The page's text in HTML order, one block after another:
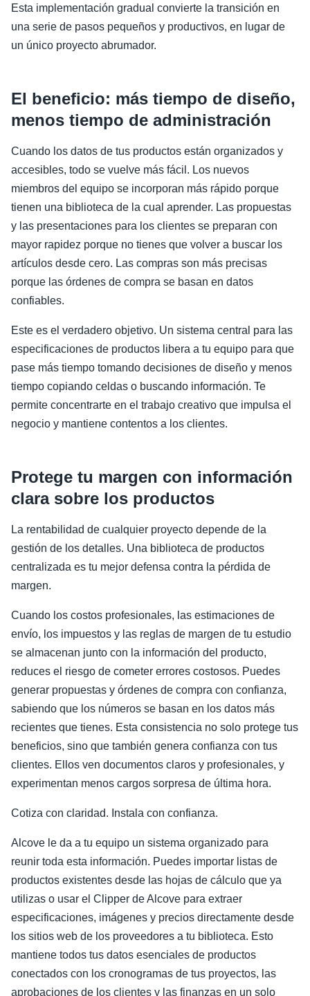
Esta implementación gradual convierte la transición en
una serie de pasos pequeños y productivos, en lugar de
un único proyecto abrumador.
El beneficio: más tiempo de diseño,
menos tiempo de administración
Cuando los datos de tus productos están organizados y
accesibles, todo se vuelve más fácil. Los nuevos
miembros del equipo se incorporan más rápido porque
tienen una biblioteca de la cual aprender. Las propuestas
y las presentaciones para los clientes se preparan con
mayor rapidez porque no tienes que volver a buscar los
artículos desde cero. Las compras son más precisas
porque las órdenes de compra se basan en datos
confiables.
Este es el verdadero objetivo. Un sistema central para las
especificaciones de productos libera a tu equipo para que
pase más tiempo tomando decisiones de diseño y menos
tiempo copiando celdas o buscando información. Te
permite concentrarte en el trabajo creativo que impulsa el
negocio y mantiene contentos a los clientes.
Protege tu margen con información
clara sobre los productos
La rentabilidad de cualquier proyecto depende de la
gestión de los detalles. Una biblioteca de productos
centralizada es tu mejor defensa contra la pérdida de
margen.
Cuando los costos profesionales, las estimaciones de
envío, los impuestos y las reglas de margen de tu estudio
se almacenan junto con la información del producto,
reduces el riesgo de cometer errores costosos. Puedes
generar propuestas y órdenes de compra con confianza,
sabiendo que los números se basan en los datos más
recientes que tienes. Esta consistencia no solo protege tus
beneficios, sino que también genera confianza con tus
clientes. Ellos ven documentos claros y profesionales, y
experimentan menos cargos sorpresa de última hora.
Cotiza con claridad. Instala con confianza.
Alcove le da a tu equipo un sistema organizado para
reunir toda esta información. Puedes importar listas de
productos existentes desde las hojas de cálculo que ya
utilizas o usar el Clipper de Alcove para extraer
especificaciones, imágenes y precios directamente desde
los sitios web de los proveedores a tu biblioteca. Esto
mantiene todos tus datos esenciales de productos
conectados con los cronogramas de tus proyectos, las
aprobaciones de los clientes y las finanzas en un solo